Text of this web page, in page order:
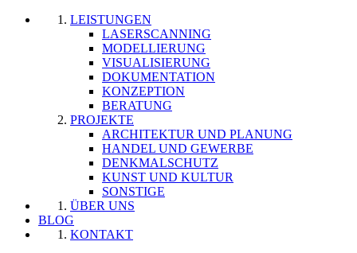
LEISTUNGEN
LASERSCANNING
MODELLIERUNG
VISUALISIERUNG
DOKUMENTATION
KONZEPTION
BERATUNG
PROJEKTE
ARCHITEKTUR UND PLANUNG
HANDEL UND GEWERBE
DENKMALSCHUTZ
KUNST UND KULTUR
SONSTIGE
ÜBER UNS
BLOG
KONTAKT